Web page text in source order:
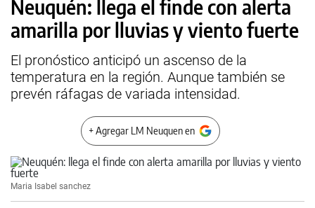
Neuquén: llega el finde con alerta
amarilla por lluvias y viento fuerte
El pronóstico anticipó un ascenso de la
temperatura en la región. Aunque también se
prevén ráfagas de variada intensidad.
+ Agregar LM Neuquen en
Maria Isabel sanchez